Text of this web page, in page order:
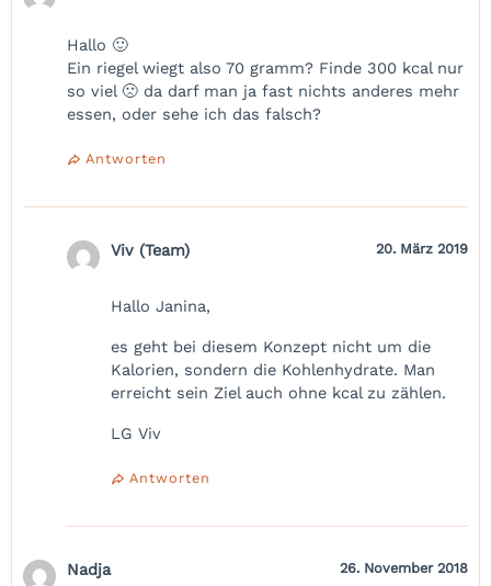
Hallo 🙂
Ein riegel wiegt also 70 gramm? Finde 300 kcal nur
so viel 🙁 da darf man ja fast nichts anderes mehr
essen, oder sehe ich das falsch?
Antworten
Viv (Team) 20. März 2019
Hallo Janina,
es geht bei diesem Konzept nicht um die
Kalorien, sondern die Kohlenhydrate. Man
erreicht sein Ziel auch ohne kcal zu zählen.
LG Viv
Antworten
Nadja 26. November 2018